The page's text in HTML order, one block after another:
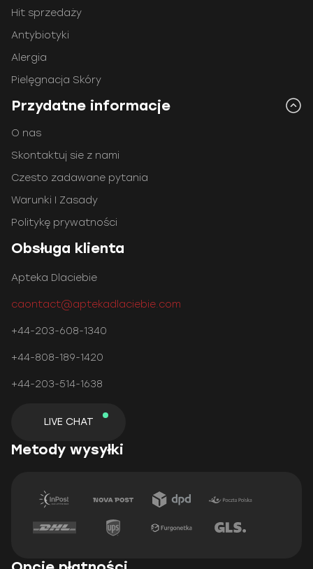
Hit sprzedaży
Antybiotyki
Alergia
Pielęgnacja Skóry
Przydatne informacje
O nas
Skontaktuj sie z nami
Czesto zadawane pytania
Warunki I Zasady
Politykę prywatności
Obsługa klienta
Apteka Dlaciebie
caontact@aptekadlaciebie.com
+44-203-608-1340
+44-808-189-1420
+44-203-514-1638
LIVE CHAT
Metody wysyłki